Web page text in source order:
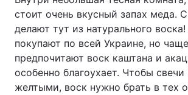
стоит очень вкусный запах меда.
делают тут из натурального
покупают по всей Украине, но чаще
предпочитают воск каштана и
особенно благоухает. Чтобы свечи
желтыми, воск нужно брать в тех